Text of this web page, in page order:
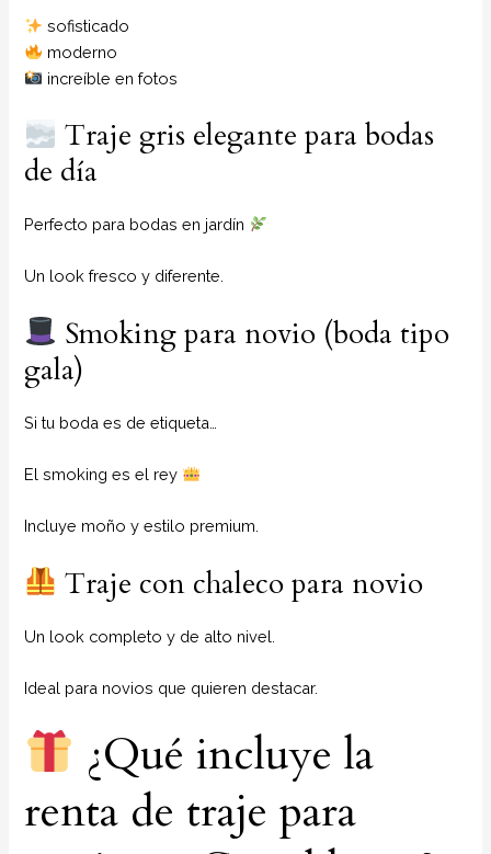
sofisticado
moderno
increíble en fotos
Traje gris elegante para bodas
de día
Perfecto para bodas en jardín
Un look fresco y diferente.
Smoking para novio (boda tipo
gala)
Si tu boda es de etiqueta…
El smoking es el rey
Incluye moño y estilo premium.
Traje con chaleco para novio
Un look completo y de alto nivel.
Ideal para novios que quieren destacar.
¿Qué incluye la
renta de traje para